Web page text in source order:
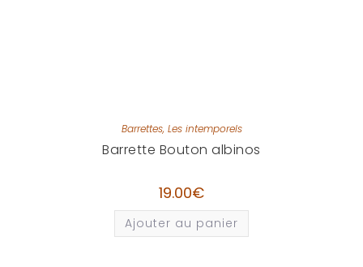
Barrettes, Les intemporels
Barrette Bouton albinos
19.00€
Ajouter au panier